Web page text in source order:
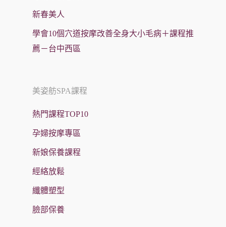
新春美人
學會10個穴道按摩改善全身大小毛病＋課程推
薦－台中西區
美姿舫SPA課程
熱門課程TOP10
孕婦按摩專區
新娘保養課程
經絡放鬆
纖體塑型
臉部保養